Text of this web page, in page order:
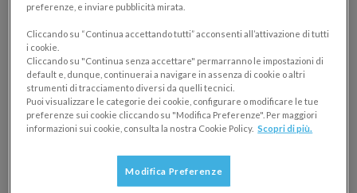
La customer experience
Ogni volta che un cliente acquista un prodotto o un
servizio, la suacustomer experience(il modo in cui i
clienti percepiscono l’insieme della loro interazione
con l’azienda) passa attraverso tre fasi:
: il cliente ha un problema
: tu offri una soluzione
preferenze, e inviare pubblicità mirata.
Cliccando su “Continua accettando tutti” acconsenti all’attivazione di tutti
i cookie.
Cliccando su "Continua senza accettare" permarranno le impostazioni di
default e, dunque, continuerai a navigare in assenza di cookie o altri
strumenti di tracciamento diversi da quelli tecnici.
Puoi visualizzare le categorie dei cookie, configurare o modificare le tue
preferenze sui cookie cliccando su "Modifica Preferenze". Per maggiori
informazioni sui cookie, consulta la nostra Cookie Policy. Scopri di più.
Modifica Preferenze